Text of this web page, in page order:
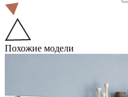
Похожие модели